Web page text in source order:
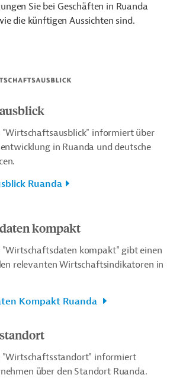
Sie bei Geschäften in Ruanda
die künftigen Aussichten sind.
"Wirtschaftsausblick" informiert über
in Ruanda und deutsche
Ruanda
kompakt
"Wirtschaftsdaten kompakt" gibt einen
relevanten Wirtschaftsindikatoren in
Kompakt Ruanda
"Wirtschaftsstandort" informiert
über den Standort Ruanda.